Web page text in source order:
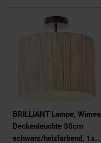
BRILLIANT Lampe, Wimea
Deckenleuchte 30cm
schwarz/holzfarbend, 1x